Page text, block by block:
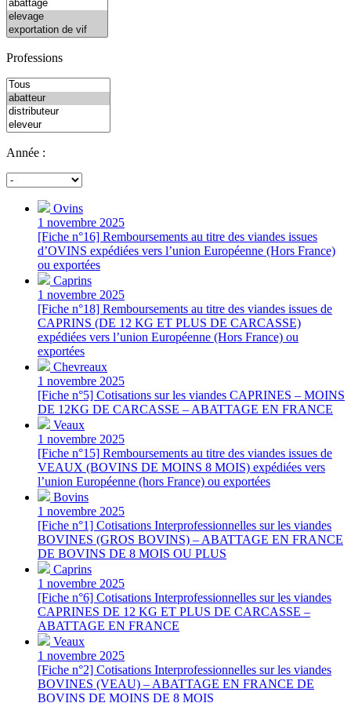
Professions
Année :
Ovins
1 novembre 2025
[Fiche n°16] Remboursements au titre des viandes issues
d’OVINS expédiées vers l’union Européenne (Hors France)
ou exportées
Caprins
1 novembre 2025
[Fiche n°18] Remboursements au titre des viandes issues de
CAPRINS (DE 12 KG ET PLUS DE CARCASSE)
expédiées vers l’union Européenne (Hors France) ou
exportées
Chevreaux
1 novembre 2025
[Fiche n°5] Cotisations sur les viandes CAPRINES – MOINS
DE 12KG DE CARCASSE – ABATTAGE EN FRANCE
Veaux
1 novembre 2025
[Fiche n°15] Remboursements au titre des viandes issues de
VEAUX (BOVINS DE MOINS 8 MOIS) expédiées vers
l’union Européenne (hors France) ou exportées
Bovins
1 novembre 2025
[Fiche n°1] Cotisations Interprofessionnelles sur les viandes
BOVINES (GROS BOVINS) – ABATTAGE EN FRANCE
DE BOVINS DE 8 MOIS OU PLUS
Caprins
1 novembre 2025
[Fiche n°6] Cotisations Interprofessionnelles sur les viandes
CAPRINES DE 12 KG ET PLUS DE CARCASSE –
ABATTAGE EN FRANCE
Veaux
1 novembre 2025
[Fiche n°2] Cotisations Interprofessionnelles sur les viandes
BOVINES (VEAU) – ABATTAGE EN FRANCE DE
BOVINS DE MOINS DE 8 MOIS